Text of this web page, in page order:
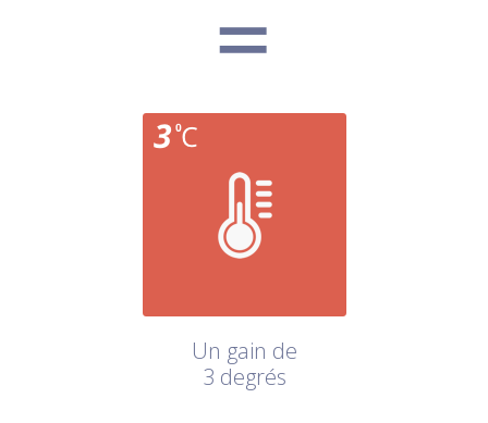
Un gain de
3 degrés